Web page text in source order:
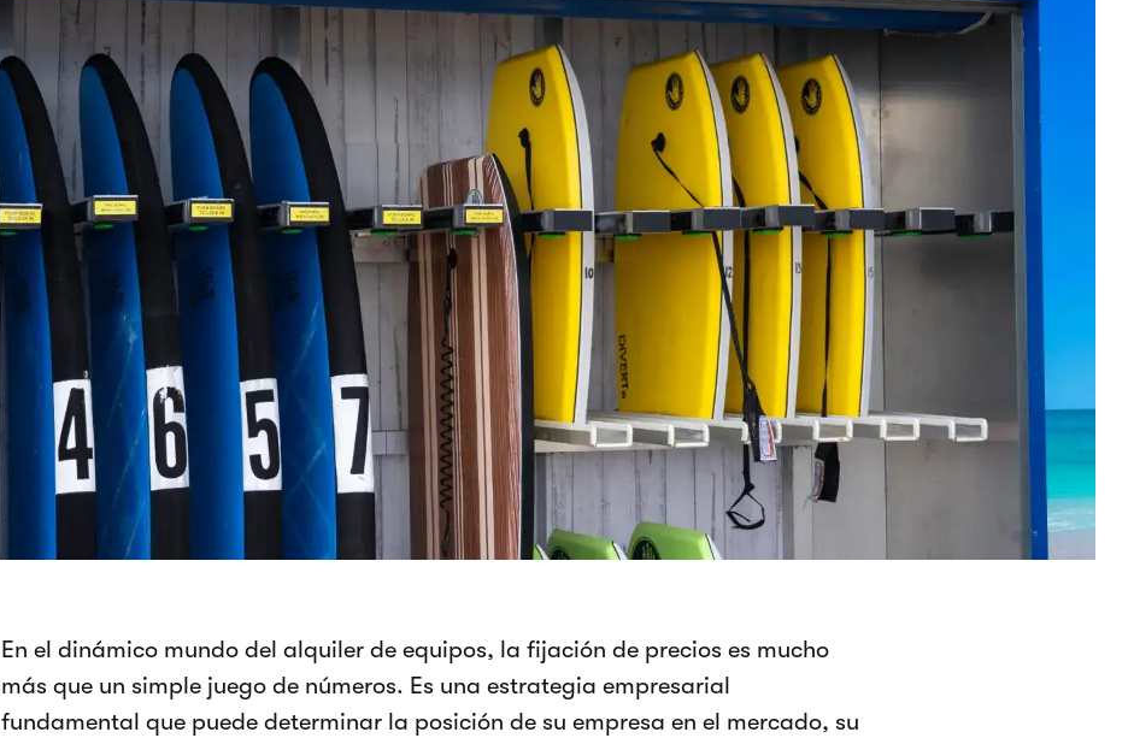
En el dinámico mundo del alquiler de equipos, la fijación de precios es mucho
más que un simple juego de números. Es una estrategia empresarial
fundamental que puede determinar la posición de su empresa en el mercado, su